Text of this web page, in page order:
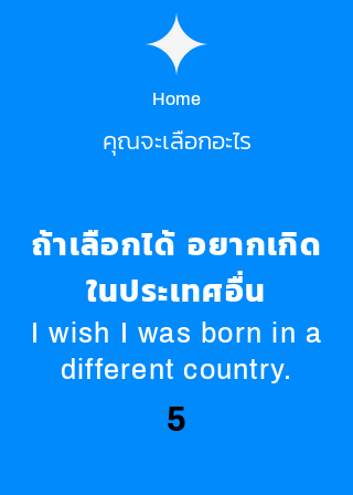
5
Home
คุณจะเลือกอะไร
ถ้าเลือกได้ อยากเกิด
ในประเทศอื่น
I wish I was born in a
different country.